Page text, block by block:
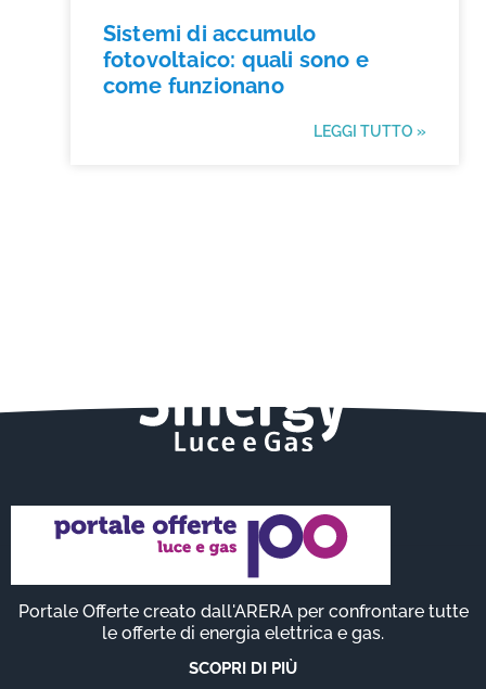
Sistemi di accumulo
fotovoltaico: quali sono e
come funzionano
LEGGI TUTTO »
Portale Offerte creato dall'ARERA per confrontare tutte
le offerte di energia elettrica e gas.
SCOPRI DI PIÙ